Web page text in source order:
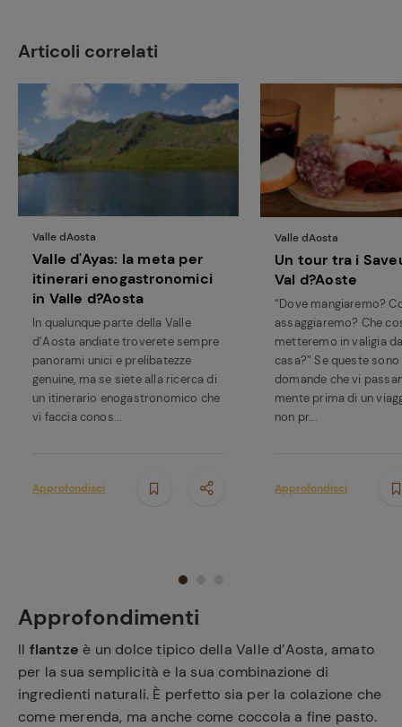
Approfondimenti
Il flantze è un dolce tipico della Valle d’Aosta, amato
per la sua semplicità e la sua combinazione di
ingredienti naturali. È perfetto sia per la colazione che
come merenda, ma anche come coccola a fine pasto.
Articoli correlati
Valle dAosta
Valle d'Ayas: la meta per
itinerari enogastronomici
in Valle d?Aosta
In qualunque parte della Valle
d’Aosta andiate troverete sempre
panorami unici e prelibatezze
genuine, ma se siete alla ricerca di
un itinerario enogastronomico che
vi faccia conos...
Approfondisci
Valle dAosta
Un tour tra i
Val d?Aoste
“Dove mangiaremo?
assaggiaremo? Che
metteremo in valigia
casa?” Se queste
domande che vi
mente prima di un
non pr...
Approfondisci